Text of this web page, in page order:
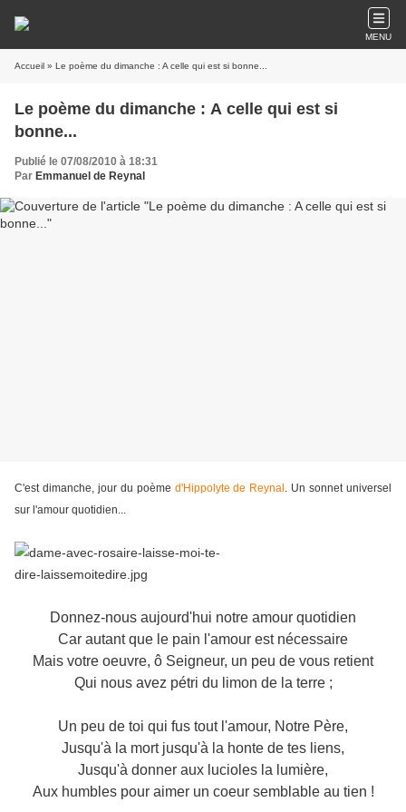
MENU
Accueil » Le poème du dimanche : A celle qui est si bonne...
Le poème du dimanche : A celle qui est si
bonne...
Publié le 07/08/2010 à 18:31
Par Emmanuel de Reynal
C'est dimanche, jour du poème d'Hippolyte de Reynal . Un sonnet universel
sur l'amour quotidien...
Donnez-nous aujourd'hui notre amour quotidien
Car autant que le pain l'amour est nécessaire
Mais votre oeuvre, ô Seigneur, un peu de vous retient
Qui nous avez pétri du limon de la terre ;
Un peu de toi qui fus tout l'amour, Notre Père,
Jusqu'à la mort jusqu'à la honte de tes liens,
Jusqu'à donner aux lucioles la lumière,
Aux humbles pour aimer un coeur semblable au tien !